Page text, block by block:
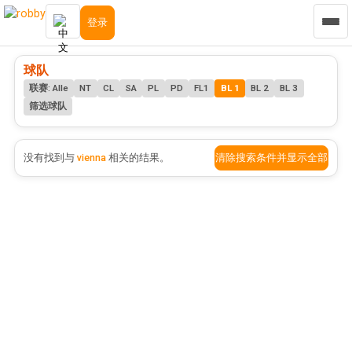
登录
球队
联赛: Alle NT CL SA PL PD FL1 BL 1 BL 2
BL 3
筛选球队
没有找到与 vienna相关的结果。 清除搜索条件并显示全部